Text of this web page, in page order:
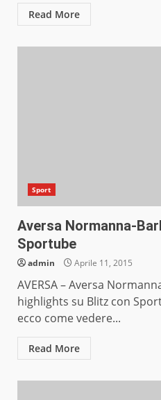
Read More
Sport
Aversa Normanna-
Sportube
admin Aprile 11, 2015
AVERSA – Aversa
highlights su Blitz con
ecco come vedere...
Read More